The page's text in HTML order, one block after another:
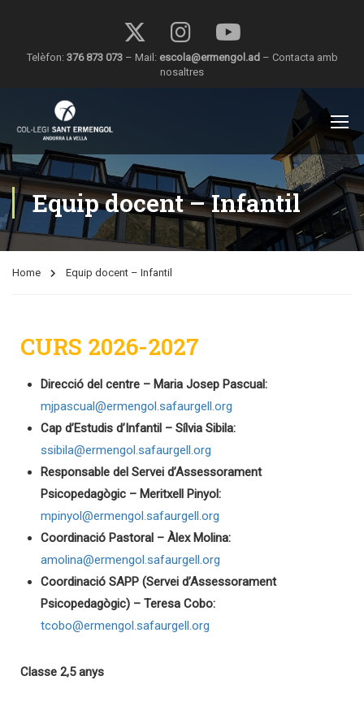
Telèfon: 376 873 073– Mail: escola@ermengol.ad– Contacta amb
nosaltres
Equip docent – Infantil
Home Equip docent – Infantil
CURS 2026-2027
Direcció del centre – Maria Josep Pascual:
mjpascual@ermengol.safaurgell.org
Cap d’Estudis d’Infantil – Sílvia Sibila:
ssibila@ermengol.safaurgell.org
Responsable del Servei d’Assessorament
Psicopedagògic – Meritxell Pinyol:
mpinyol@ermengol.safaurgell.org
Coordinació Pastoral – Àlex Molina:
amolina@ermengol.safaurgell.org
Coordinació SAPP (Servei d’Assessorament
Psicopedagògic) – Teresa Cobo:
tcobo@ermengol.safaurgell.org
Classe 2,5 anys